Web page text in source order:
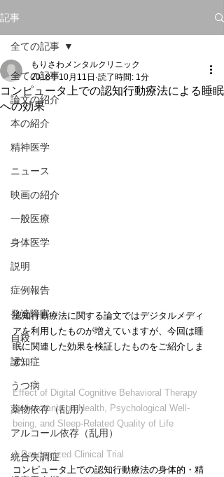
記事
全ての記事
論文の紹介
本の紹介
精神医学
ニュース
映画の紹介
一般医療
身体医学
説明
症例報告
発達障害
自殺
認知症
うつ病
薬物依存（乱用）
アルコール依存（乱用）
統合失調症
全ての記事
コンピュータ上での認知行動療法による睡眠
への効果
もりさわメンタルクリニック
2018年10月11日 読了時間: 1分
認知行動療法に関する論文ではデジタルメディ
アを利用したものが増えていますが、今回は睡
眠に関連した効果を検証したものをご紹介しま
す。
Effect of Digital Cognitive Behavioral Therapy
for Insomnia on Health, Psychological Well-
being, and Sleep-Related Quality of Life
A Randomized Clinical Trial
コンピュータ上での認知行動療法の身体的・精